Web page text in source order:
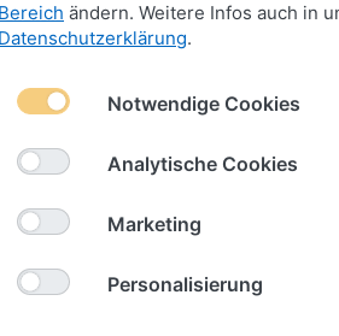
Armbänder Anhänger für
Look 4mm "Sylt"
ändern. Weitere Infos auch in
.
Notwendige Cookies
Analytische Cookies
Marketing
Personalisierung